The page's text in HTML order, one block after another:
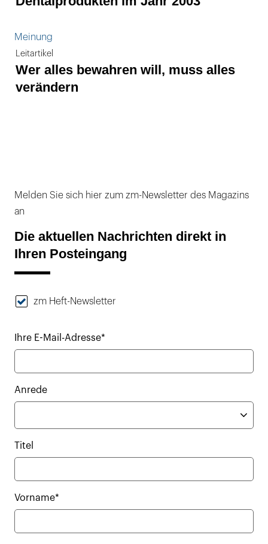
Meinung
Leitartikel
Wer alles bewahren will, muss alles
verändern
Melden Sie sich hier zum zm-Newsletter des Magazins
an
Die aktuellen Nachrichten direkt in
Ihren Posteingang
zm Heft-Newsletter
Ihre E-Mail-Adresse*
Anrede
Titel
Vorname*